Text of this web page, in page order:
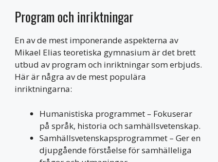
Program och inriktningar
En av de mest imponerande aspekterna av
Mikael Elias teoretiska gymnasium är det brett
utbud av program och inriktningar som erbjuds.
Här är några av de mest populära
inriktningarna:
Humanistiska programmet – Fokuserar
på språk, historia och samhällsvetenskap.
Samhällsvetenskapsprogrammet – Ger en
djupgående förståelse för samhälleliga